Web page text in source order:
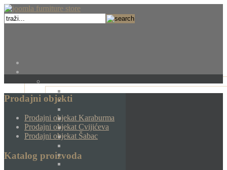
Prodajni objekti
Prodajni objekat Karaburma
Prodajni objekat Cvijićeva
Prodajni objekat Šabac
Katalog proizvoda